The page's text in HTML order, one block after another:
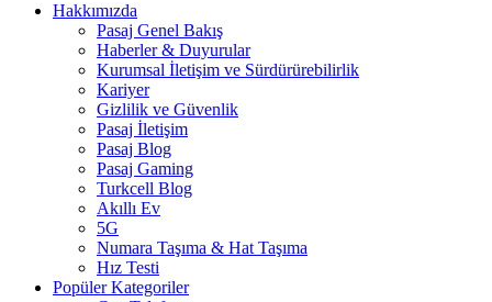
Hakkımızda
Pasaj Genel Bakış
Haberler & Duyurular
Kurumsal İletişim ve Sürdürürebilirlik
Kariyer
Gizlilik ve Güvenlik
Pasaj İletişim
Pasaj Blog
Pasaj Gaming
Turkcell Blog
Akıllı Ev
5G
Numara Taşıma & Hat Taşıma
Hız Testi
Popüler Kategoriler